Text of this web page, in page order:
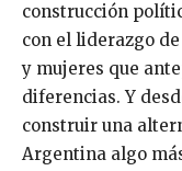
construcción
con el liderazgo
y mujeres que
diferencias. Y
construir una
Argentina algo